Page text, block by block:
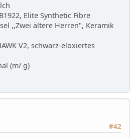
Elite Synthetic Fibre
,,Zwei ältere Herren", Keramik
V2, schwarz-eloxiertes
(m/ g)
#42